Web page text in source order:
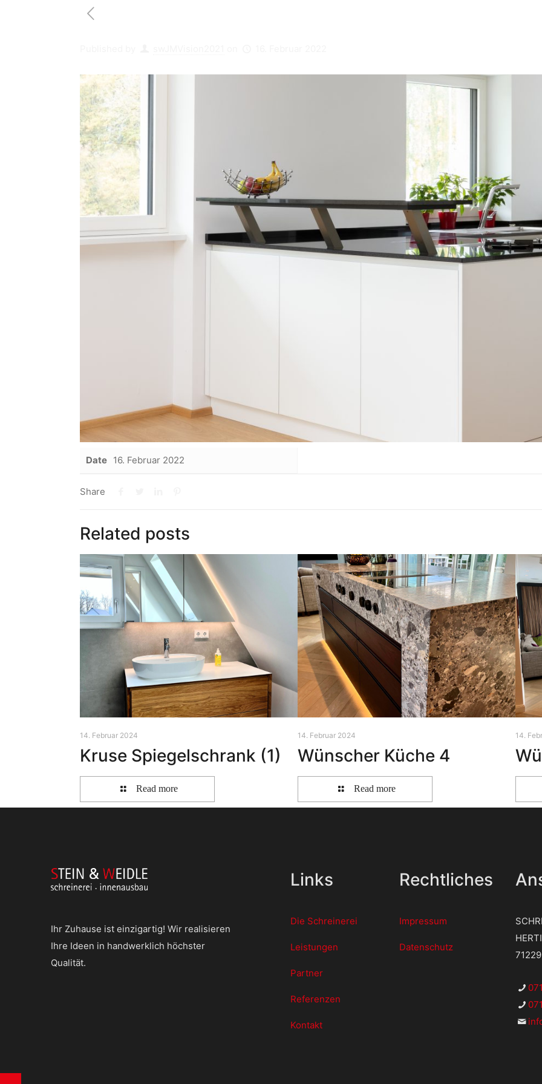
Date 16. Februar 2022
Share
Related posts
14. Februar 2024
Kruse Spiegelschrank (1)
Read more
14. Februar 2024
Wünscher Küche 4
Read more
14.
Ihr Zuhause ist einzigartig! Wir realisieren
Ihre Ideen in handwerklich höchster
Qualität.
Links
Die Schreinerei
Leistungen
Partner
Referenzen
Kontakt
Rechtliches
Impressum
Datenschutz